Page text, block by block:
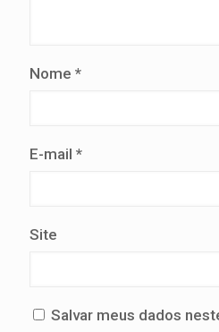
Nome *
E-mail *
Site
Salvar meus dados